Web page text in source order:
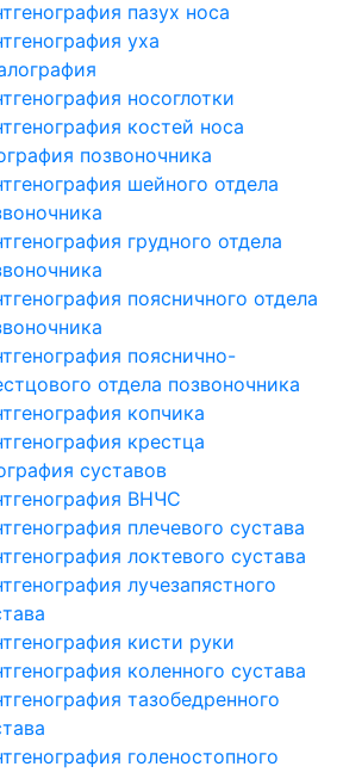
пазух носа
уха
носоглотки
костей носа
позвоночника
шейного отдела
грудного отдела
поясничного отдела
пояснично-
отдела позвоночника
копчика
крестца
суставов
ВНЧС
плечевого сустава
локтевого сустава
лучезапястного
кисти руки
коленного сустава
тазобедренного
голеностопного